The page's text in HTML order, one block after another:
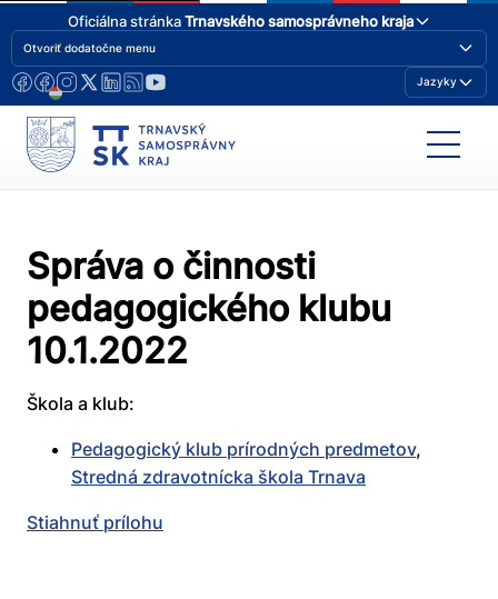
Oficiálna stránkaTrnavského samosprávneho kraja
Otvoriť dodatočne menu
Jazyky
Správa o činnosti
pedagogického klubu
10.1.2022
Škola a klub:
Pedagogický klub prírodných predmetov,
Stredná zdravotnícka škola Trnava
Stiahnuť prílohu